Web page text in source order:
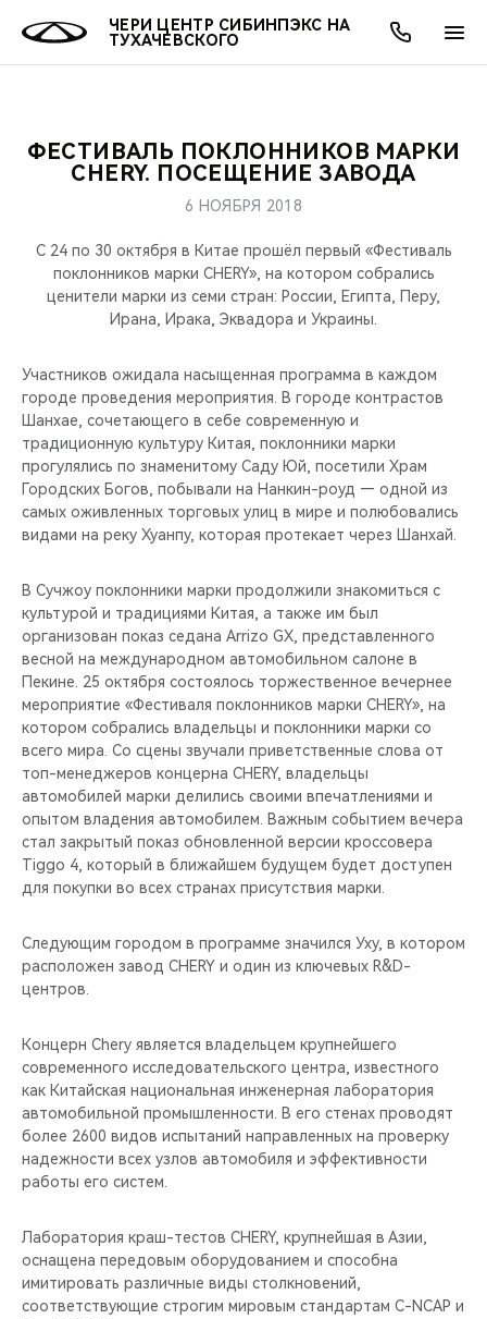
ЧЕРИ ЦЕНТР СИБИНПЭКС НА
ТУХАЧЕВСКОГО
МОДЕЛИ
КРОССОВЕРЫ
НОВИНКИ
ПОКУПАТЕЛЯМ
КРЕДИТ И СТРАХОВАНИЕ
ВЛАДЕЛЬЦАМ
ЗАПЧАСТИ И АКСЕССУАРЫ
ПОДДЕРЖКА
CHERY CONNECT
МИР CHERY
О БРЕНДЕ
CHERY В СОЦСЕТЯХ
ЛЮДИ CHERY
CHERY REMOTE
CHERY И СПОРТ
НАШИ МЕРОПРИЯТИЯ
ВИДЕООБЗОРЫ
CHERY ДЛЯ ДЕТЕЙ
АКЦИИ
ОНЛАЙН СЕРВИСЫ
КРЕДИТ
О КОМПАНИИ
МЫ В СОЦСЕТЯХ
ФЕСТИВАЛЬ ПОКЛОННИКОВ МАРКИ
CHERY. ПОСЕЩЕНИЕ ЗАВОДА
6 НОЯБРЯ 2018
С 24 по 30 октября в Китае прошёл первый «Фестиваль
поклонников марки CHERY», на котором собрались
ценители марки из семи стран: России, Египта, Перу,
Ирана, Ирака, Эквадора и Украины.
Участников ожидала насыщенная программа в каждом
городе проведения мероприятия. В городе контрастов
Шанхае, сочетающего в себе современную и
традиционную культуру Китая, поклонники марки
прогулялись по знаменитому Саду Юй, посетили Храм
Городских Богов, побывали на Нанкин-роуд — одной из
самых оживленных торговых улиц в мире и полюбовались
видами на реку Хуанпу, которая протекает через Шанхай.
В Сучжоу поклонники марки продолжили знакомиться с
культурой и традициями Китая, а также им был
организован показ седана Arrizo GX, представленного
весной на международном автомобильном салоне в
Пекине. 25 октября состоялось торжественное вечернее
мероприятие «Фестиваля поклонников марки CHERY», на
котором собрались владельцы и поклонники марки со
всего мира. Со сцены звучали приветственные слова от
топ-менеджеров концерна CHERY, владельцы
автомобилей марки делились своими впечатлениями и
опытом владения автомобилем. Важным событием вечера
стал закрытый показ обновленной версии кроссовера
Tiggo 4, который в ближайшем будущем будет доступен
для покупки во всех странах присутствия марки.
Следующим городом в программе значился Уху, в котором
расположен завод CHERY и один из ключевых R&D-
центров.
Концерн Chery является владельцем крупнейшего
современного исследовательского центра, известного
как Китайская национальная инженерная лаборатория
автомобильной промышленности. В его стенах проводят
более 2600 видов испытаний направленных на проверку
надежности всех узлов автомобиля и эффективности
работы его систем.
Лаборатория краш-тестов CHERY, крупнейшая в Азии,
оснащена передовым оборудованием и способна
имитировать различные виды столкновений,
соответствующие строгим мировым стандартам C-NCAP и